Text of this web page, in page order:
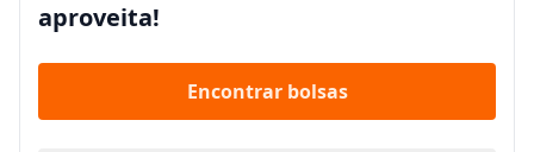
aproveita!
Encontrar bolsas